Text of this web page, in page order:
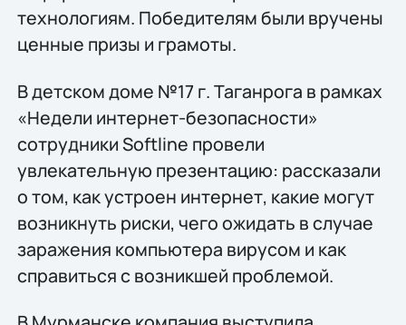
технологиям. Победителям были вручены
ценные призы и грамоты.
В детском доме №17 г. Таганрога в рамках
«Недели интернет-безопасности»
сотрудники Softline провели
увлекательную презентацию: рассказали
о том, как устроен интернет, какие могут
возникнуть риски, чего ожидать в случае
заражения компьютера вирусом и как
справиться с возникшей проблемой.